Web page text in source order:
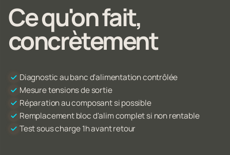
Ce qu'on fait,
concrètement
Diagnostic au banc d'alimentation contrôlée
Mesure tensions de sortie
Réparation au composant si possible
Remplacement bloc d'alim complet si non rentable
Test sous charge 1h avant retour